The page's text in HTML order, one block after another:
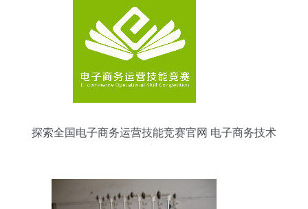
探索全国电子商务运营技能竞赛官网 电子商务技术